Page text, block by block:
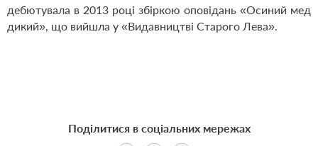
дебютувала в 2013 році збіркою оповідань «Осиний мед
дикий», що вийшла у «Видавництві Старого Лева».
Поділитися в соціальних мережах